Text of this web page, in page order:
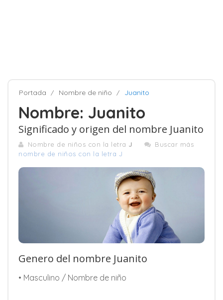
Portada Nombre de niño Juanito
Nombre: Juanito
Significado y origen del nombre Juanito
Nombre de niños con la letra J
Buscar más
nombre de niños con la letra J
Genero del nombre Juanito
• Masculino / Nombre de niño